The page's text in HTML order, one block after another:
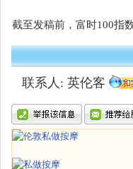
截至发稿前，富时100指
联系人: 英伦客